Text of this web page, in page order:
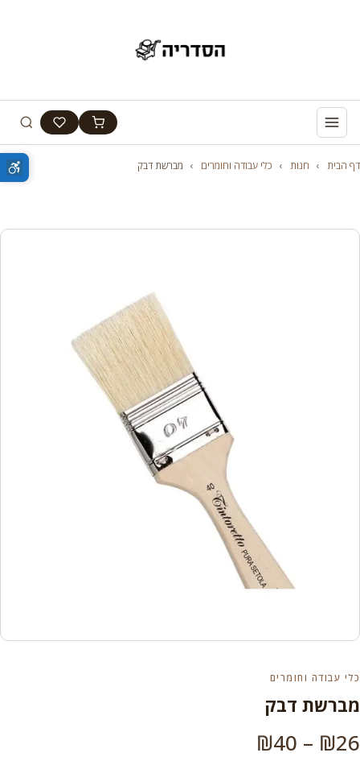
דף הבית › חנות › כלי עבודה וחומרים › מברשת דבק
כלי עבודה וחומרים
מברשת דבק
₪26
–
₪40